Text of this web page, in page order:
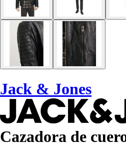
Jack & Jones
Cazadora de